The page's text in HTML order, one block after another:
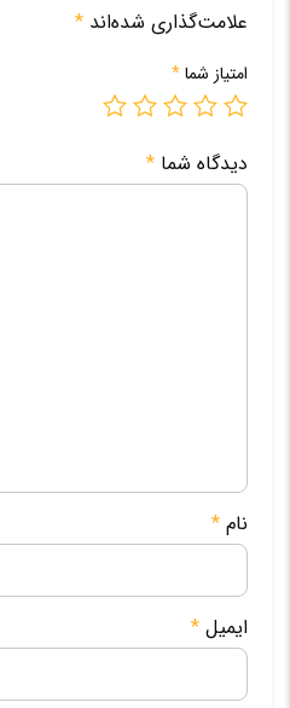
علامت‌گذاری شده‌اند *
امتیاز شما*
دیدگاه شما *
نام *
ایمیل *